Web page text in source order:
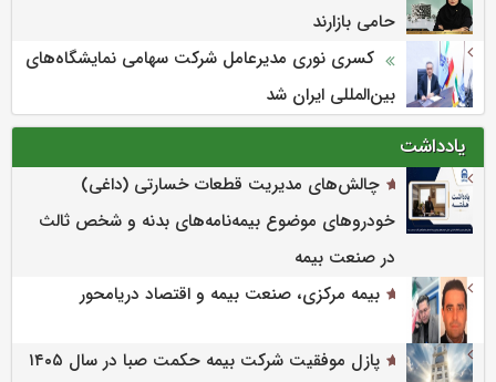
حامی بازارند
کسری نوری مدیرعامل شرکت سهامی نمایشگاه‌های
بین‌المللی ایران شد
یادداشت
چالش‌های مدیریت قطعات خسارتی (داغی)
خودروهای موضوع بیمه‌نامه‌های بدنه و شخص ثالث
در صنعت بیمه
بیمه مرکزی، صنعت بیمه و اقتصاد دریامحور
پازل موفقیت شرکت بیمه حکمت صبا در سال ۱۴۰۵